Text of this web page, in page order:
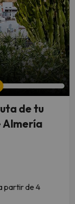
de tu
Almería
partir de 4